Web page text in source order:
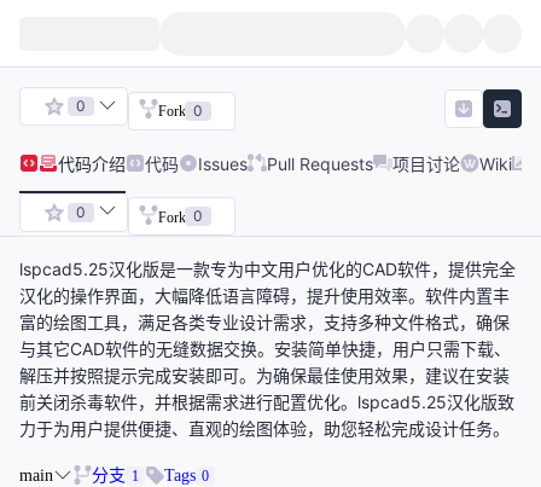
0 Fork 0
代码介绍 代码 Issues Pull Requests 项目讨论 Wiki
0 Fork 0
lspcad5.25汉化版是一款专为中文用户优化的CAD软件，提供完全
汉化的操作界面，大幅降低语言障碍，提升使用效率。软件内置丰
富的绘图工具，满足各类专业设计需求，支持多种文件格式，确保
与其它CAD软件的无缝数据交换。安装简单快捷，用户只需下载、
解压并按照提示完成安装即可。为确保最佳使用效果，建议在安装
前关闭杀毒软件，并根据需求进行配置优化。lspcad5.25汉化版致
力于为用户提供便捷、直观的绘图体验，助您轻松完成设计任务。
main 分支 1 Tags 0